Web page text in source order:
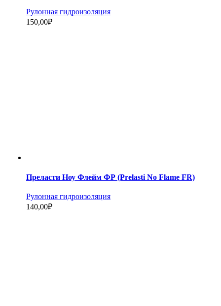
Рулонная гидроизоляция
150,00₽
Преласти Ноу Флейм ФР (Prelasti No Flame FR)
Рулонная гидроизоляция
140,00₽